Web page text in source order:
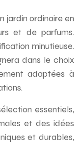
jardin ordinaire en
et de parfums.
minutieuse.
dans le choix
adaptées à
essentiels,
et des idées
et durables,